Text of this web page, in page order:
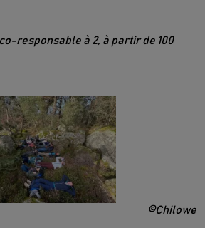
responsable à 2, à partir de 100
©Chilowe